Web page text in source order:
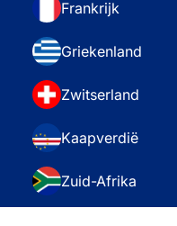
Frankrijk
Griekenland
Zwitserland
Kaapverdië
Zuid-Afrika